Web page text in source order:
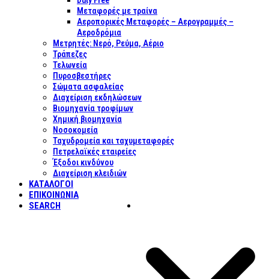
Μεταφορές με τραίνα
Αεροπορικές Μεταφορές – Αερογραμμές –
Αεροδρόμια
Μετρητές: Νερό, Ρεύμα, Αέριο
Τράπεζες
Τελωνεία
Πυροσβεστήρες
Σώματα ασφαλείας
Διαχείριση εκδηλώσεων
Βιομηχανία τροφίμων
Χημική βιομηχανία
Νοσοκομεία
Ταχυδρομεία και ταχυμεταφορές
Πετρελαϊκές εταιρείες
Έξοδοι κινδύνου
Διαχείριση κλειδιών
ΚΑΤΑΛΟΓΟΙ
ΕΠΙΚΟΙΝΩΝΊΑ
SEARCH